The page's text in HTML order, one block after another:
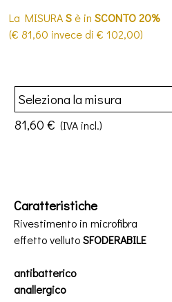
La MISURAS è in SCONTO 20%
(€ 81,60 invece di € 102,00)
81,60 € (IVA incl.)
Caratteristiche
Rivestimento in microfibra
effettovellutoSFODERABILE
antibatterico
anallergico